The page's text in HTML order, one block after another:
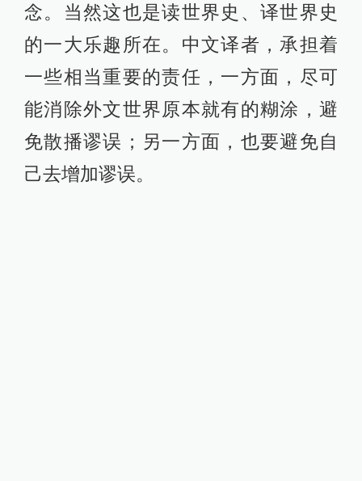
念。当然这也是读世界史、译世界史
的一大乐趣所在。中文译者，承担着
一些相当重要的责任，一方面，尽可
能消除外文世界原本就有的糊涂，避
免散播谬误；另一方面，也要避免自
己去增加谬误。